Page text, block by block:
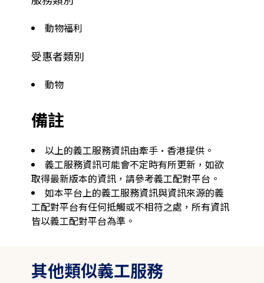
動物福利
受惠者類別
動物
備註
以上的義工服務資訊由牽手·香港提供。
義工服務資訊可能會不定時有所更新，如欲
取得最新版本的資訊，請參考義工配對平台。
如本平台上的義工服務資訊與資訊來源的義
工配對平台有任何抵觸或不相符之處，所有資訊
皆以義工配對平台為準。
其他類似義工服務